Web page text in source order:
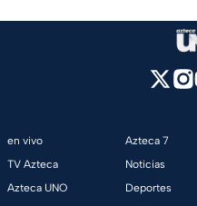
en vivo
TV Azteca
Azteca UNO
Azteca 7
Noticias
Deportes